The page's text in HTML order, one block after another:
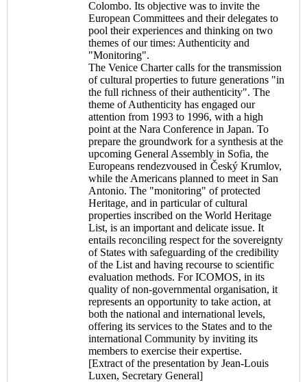
Colombo. Its objective was to invite the
European Committees and their delegates to
pool their experiences and thinking on two
themes of our times: Authenticity and
"Monitoring".
The Venice Charter calls for the transmission
of cultural properties to future generations "in
the full richness of their authenticity". The
theme of Authenticity has engaged our
attention from 1993 to 1996, with a high
point at the Nara Conference in Japan. To
prepare the groundwork for a synthesis at the
upcoming General Assembly in Sofia, the
Europeans rendezvoused in Český Krumlov,
while the Americans planned to meet in San
Antonio. The "monitoring" of protected
Heritage, and in particular of cultural
properties inscribed on the World Heritage
List, is an important and delicate issue. It
entails reconciling respect for the sovereignty
of States with safeguarding of the credibility
of the List and having recourse to scientific
evaluation methods. For ICOMOS, in its
quality of non-governmental organisation, it
represents an opportunity to take action, at
both the national and international levels,
offering its services to the States and to the
international Community by inviting its
members to exercise their expertise.
[Extract of the presentation by Jean-Louis
Luxen, Secretary General]